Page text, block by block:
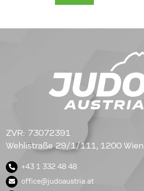
ZVR: 73072391
Wehlistraße 29/1/111, 1200 Wien
+43 1 332 48 48
office@judoaustria.at